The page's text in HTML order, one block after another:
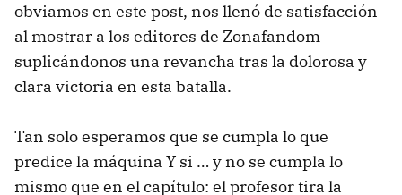
obviamos en este post, nos llenó de satisfacción
al mostrar a los editores de Zonafandom
suplicándonos una revancha tras la dolorosa y
clara victoria en esta batalla.
Tan solo esperamos que se cumpla lo que
predice la máquina Y si … y no se cumpla lo
mismo que en el capítulo: el profesor tira la